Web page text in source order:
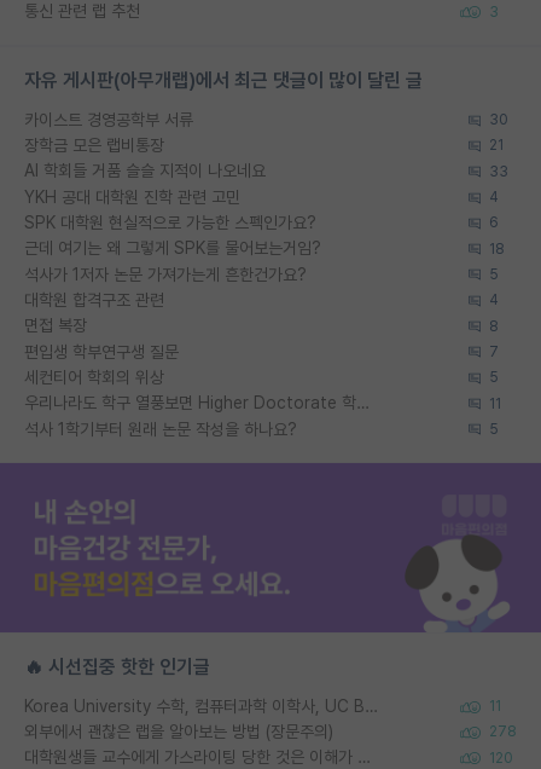
통신 관련 랩 추천 3
자유 게시판(아무개랩)에서 최근 댓글이 많이 달린 글
카이스트 경영공학부 서류 30
장학금 모은 랩비통장 21
AI 학회들 거품 슬슬 지적이 나오네요 33
YKH 공대 대학원 진학 관련 고민 4
SPK 대학원 현실적으로 가능한 스펙인가요? 6
근데 여기는 왜 그렇게 SPK를 물어보는거임? 18
석사가 1저자 논문 가져가는게 흔한건가요? 5
대학원 합격구조 관련 4
면접 복장 8
편입생 학부연구생 질문 7
세컨티어 학회의 위상 5
우리나라도 학구 열풍보면 Higher Doctorate 학위가 필요하다고 봅니다. 11
석사 1학기부터 원래 논문 작성을 하나요? 5
🔥 시선집중 핫한 인기글
Korea University 수학, 컴퓨터과학 이학사, UC Berkeley 산업공학 대학원 공학박사가 되는 것은 쉽지 않겠죠? 11
외부에서 괜찮은 랩을 알아보는 방법 (장문주의) 278
대학원생들 교수에게 가스라이팅 당한 것은 이해가 갑니다. 안타깝네요. 120